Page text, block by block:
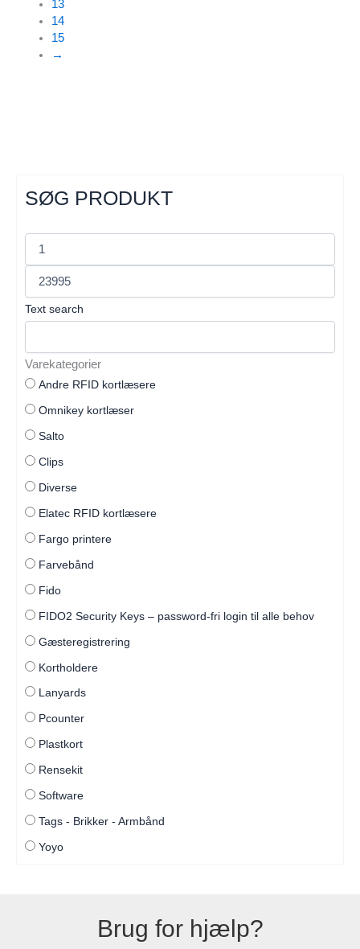
SØG PRODUKT
Text search
Varekategorier
Andre RFID kortlæsere
Omnikey kortlæser
Salto
Clips
Diverse
Elatec RFID kortlæsere
Fargo printere
Farvebånd
Fido
FIDO2 Security Keys – password-fri login til alle behov
Gæsteregistrering
Kortholdere
Lanyards
Pcounter
Plastkort
Rensekit
Software
Tags - Brikker - Armbånd
Yoyo
13
14
15
→
Brug for hjælp?